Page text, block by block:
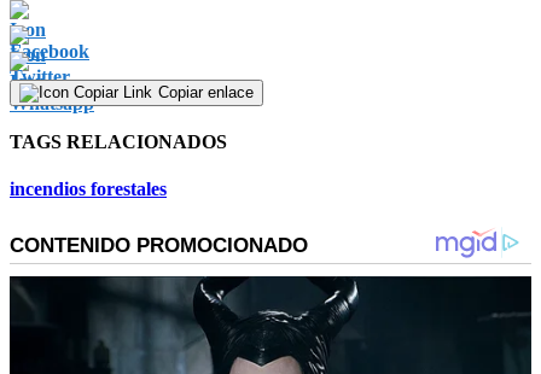
Copiar enlace
TAGS RELACIONADOS
incendios forestales